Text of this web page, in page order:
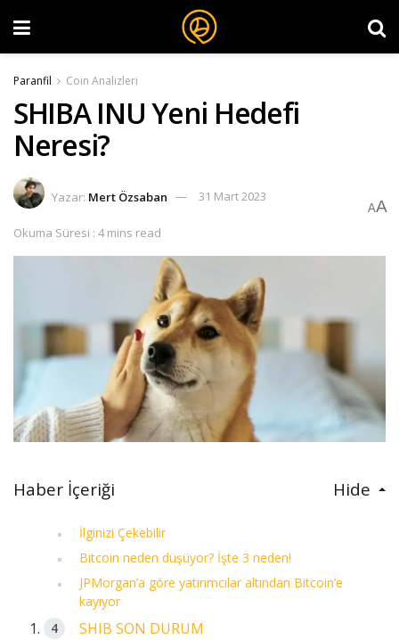
Paranfil Coin Analizleri
SHIBA INU Yeni Hedefi
Neresi?
Yazar: Mert Özsaban 31 Mart 2023
Okuma Süresi : 4 mins read
AA
Haber İçeriği Hide
İlginizi Çekebilir
Bitcoin neden düşüyor? İşte 3 neden!
JPMorgan’a göre yatırımcılar altından Bitcoin’e
kayıyor
SHIB SON DURUM